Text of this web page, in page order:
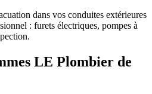
dans vos conduites extérieures
: furets électriques, pompes à
LE Plombier de